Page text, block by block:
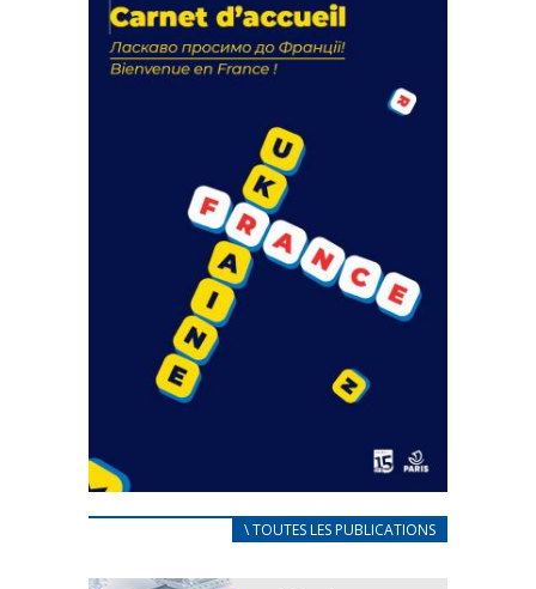
actions
18 septembre 2023
FEUILLETER
CARNET D’ACCUEIL
25 avril 2022
\ TOUTES LES PUBLICATIONS